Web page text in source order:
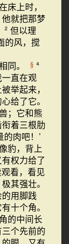
床上时，
就把那梦
2 但以理
的风，搅
同。 § 4
直在观
举起来，
给了它。
；它和熊
着三根肋
肉吧！’
豹，背上
权力给了
看，看见
其强壮。
用脚践
十个角。
的中间长
个先前的